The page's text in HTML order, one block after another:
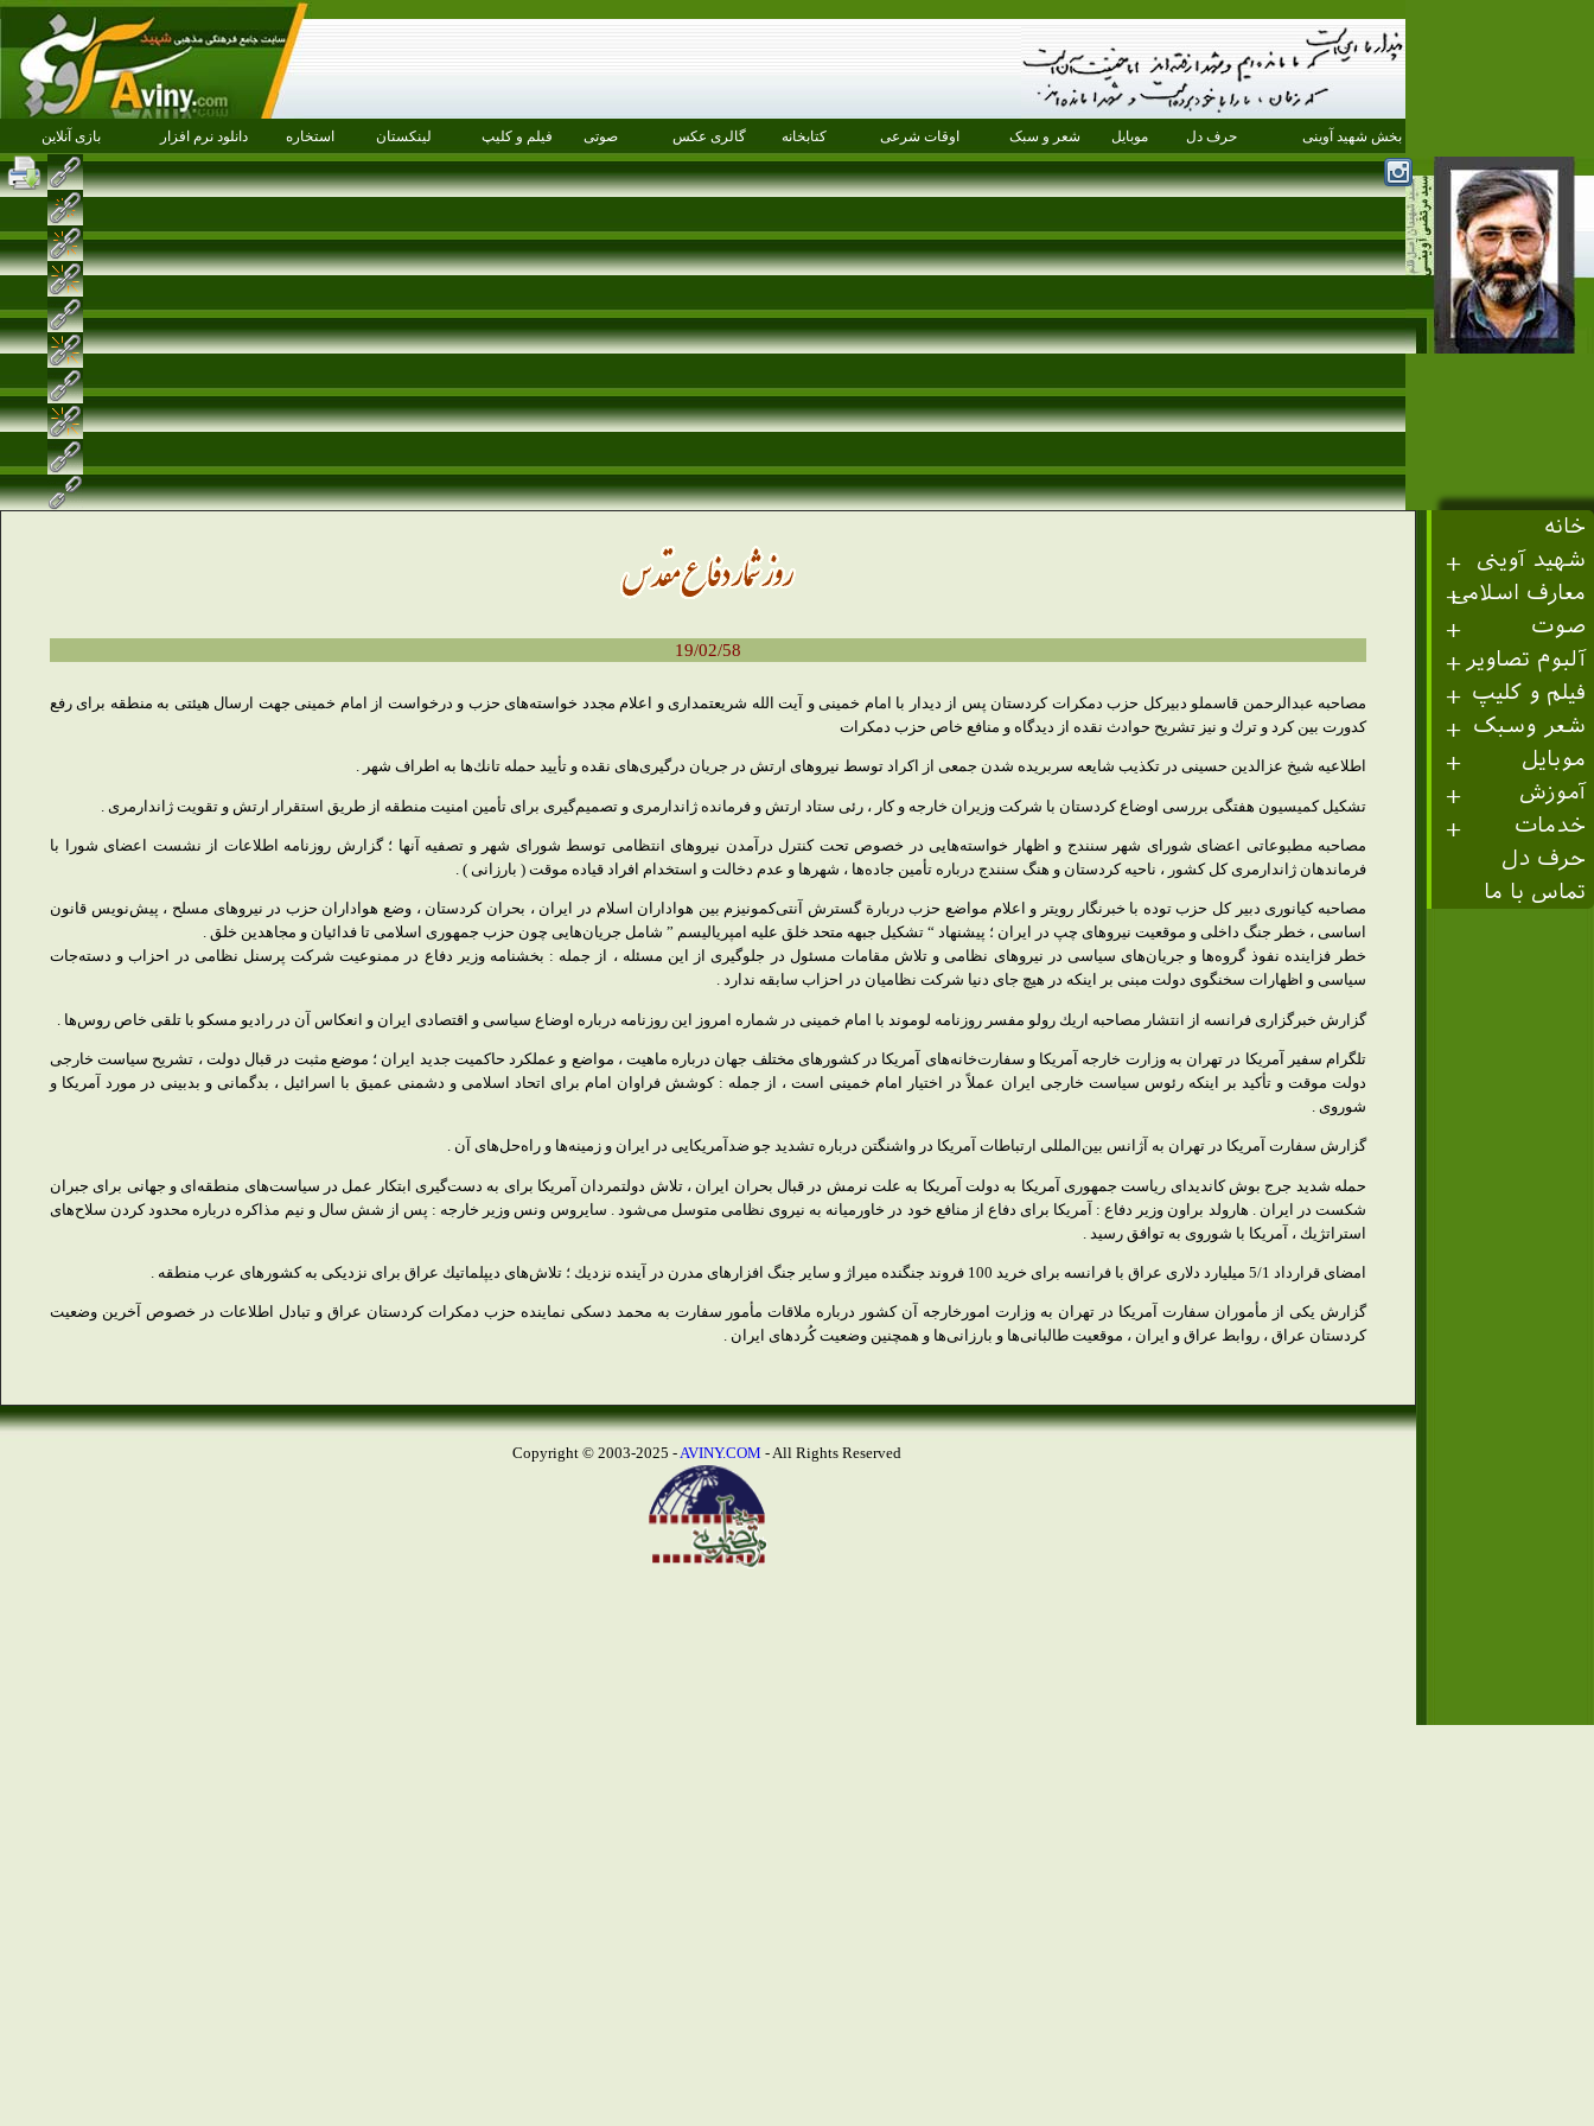
بخش شهید آوینی حرف دل موبایل شعر و سبک اوقات شرعی کتابخانه گالری عکس صوتی فیلم و کلیپ لینکستان استخاره دانلود نرم افزار بازی آنلاین
خانه
شهید آوینی
معارف اسلامی
صوت
آلبوم تصاویر
فیلم و کلیپ
شعر وسبک
موبایل
آموزش
خدمات
حرف دل
تماس با ما
19/02/58
مصاحبه عبدالرحمن قاسملو دبیركل حزب دمكرات كردستان پس از دیدار با امام خمینی و آیت الله شریعتمداری و اعلام مجدد خواسته‌های حزب و درخواست از امام خمینی جهت ارسال هیئتی به منطقه برای رفع
كدورت بین كرد و ترك و نیز تشریح حوادث نقده از دیدگاه و منافع خاص حزب دمكرات
اطلاعیه شیخ عزالدین حسینی در تكذیب شایعه سربریده شدن جمعی از اكراد توسط نیروهای ارتش در جریان درگیری‌های نقده و تأیید حمله تانك‌ها به اطراف شهر .
تشكیل كمیسیون هفتگی بررسی اوضاع كردستان با شركت وزیران خارجه و كار ، رئی ستاد ارتش و فرمانده ژاندارمری و تصمیم‌گیری برای تأمین امنیت منطقه از طریق استقرار ارتش و تقویت ژاندارمری .
مصاحبه مطبوعاتی اعضای شورای شهر سنندج و اظهار خواسته‌هایی در خصوص تحت كنترل درآمدن نیروهای انتظامی توسط شورای شهر و تصفیه آنها ؛ گزارش روزنامه اطلاعات از نشست اعضای شورا با
فرماندهان ژاندارمری كل كشور ، ناحیه كردستان و هنگ سنندج درباره تأمین جاده‌ها ، شهرها و عدم دخالت و استخدام افراد قیاده موقت ( بارزانی ) .
مصاحبه كیانوری دبیر كل حزب توده با خبرنگار رویتر و اعلام مواضع حزب دربارة گسترش آنتی‌كمونیزم بین هواداران اسلام در ایران ، بحران كردستان ، وضع هواداران حزب در نیروهای مسلح ، پیش‌نویس قانون
اساسی ، خطر جنگ داخلی و موقعیت نیروهای چپ در ایران ؛ پیشنهاد “ تشكیل جبهه متحد خلق علیه امپریالیسم ” شامل جریان‌هایی چون حزب جمهوری اسلامی تا فدائیان و مجاهدین خلق .
خطر فزاینده نفوذ گروه‌ها و جریان‌های سیاسی در نیروهای نظامی و تلاش مقامات مسئول در جلوگیری از این مسئله ، از جمله : بخشنامه وزیر دفاع در ممنوعیت شركت پرسنل نظامی در احزاب و دسته‌جات
سیاسی و اظهارات سخنگوی دولت مبنی بر اینكه در هیچ جای دنیا شركت نظامیان در احزاب سابقه ندارد .
گزارش خبرگزاری فرانسه از انتشار مصاحبه اریك رولو مفسر روزنامه لوموند با امام خمینی در شماره امروز این روزنامه درباره اوضاع سیاسی و اقتصادی ایران و انعكاس آن در رادیو مسكو با تلقی خاص روس‌ها .
تلگرام سفیر آمریكا در تهران به وزارت خارجه آمریكا و سفارت‌خانه‌های آمریكا در كشورهای مختلف جهان درباره ماهیت ، مواضع و عملكرد حاكمیت جدید ایران ؛ موضع مثبت در قبال دولت ، تشریح سیاست خارجی
دولت موقت و تأكید بر اینكه رئوس سیاست خارجی ایران عملاً در اختیار امام خمینی است ، از جمله : كوشش فراوان امام برای اتحاد اسلامی و دشمنی عمیق با اسرائیل ، بدگمانی و بدبینی در مورد آمریكا و
شوروی .
گزارش سفارت آمریكا در تهران به آژانس بین‌المللی ارتباطات آمریكا در واشنگتن درباره تشدید جو ضد‌آمریكایی در ایران و زمینه‌ها و راه‌حل‌های آن .
حمله شدید جرج بوش كاندیدای ریاست جمهوری آمریكا به دولت آمریكا به علت نرمش در قبال بحران ایران ، تلاش دولتمردان آمریكا برای به دست‌گیری ابتكار عمل در سیاست‌های منطقه‌ای و جهانی برای جبران
شكست در ایران . هارولد براون وزیر دفاع : آمریكا برای دفاع از منافع خود در خاورمیانه به نیروی نظامی متوسل می‌شود . سایروس ونس وزیر خارجه : پس از شش سال و نیم مذاكره درباره محدود كردن سلاح‌های
استراتژیك ، آمریكا با شوروی به توافق رسید .
امضای قرارداد 5/1 میلیارد دلاری عراق با فرانسه برای خرید 100 فروند جنگنده میراژ و سایر جنگ افزارهای مدرن در آینده نزدیك ؛ تلاش‌های دیپلماتیك عراق برای نزدیكی به كشورهای عرب منطقه .
گزارش یكی از مأموران سفارت آمریكا در تهران به وزارت امورخارجه آن كشور درباره ملاقات مأمور سفارت به محمد دسكی نماینده حزب دمكرات كردستان عراق و تبادل اطلاعات در خصوص آخرین وضعیت
كردستان عراق ، روابط عراق و ایران ، موقعیت طالبانی‌ها و بارزانی‌ها و همچنین وضعیت كُردهای ایران .
Copyright © 2003-2025 -
AVINY.COM - All Rights Reserved